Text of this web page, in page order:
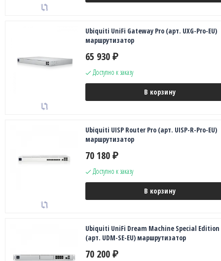
Ubiquiti UniFi Gateway Pro (арт. UXG-Pro-EU)
маршрутизатор
65 930 ₽
Доступно к заказу
В корзину
Ubiquiti UISP Router Pro (арт. UISP-R-Pro-EU)
маршрутизатор
70 180 ₽
Доступно к заказу
В корзину
Ubiquiti UniFi Dream Machine Special Edition
(арт. UDM-SE-EU) маршрутизатор
70 200 ₽